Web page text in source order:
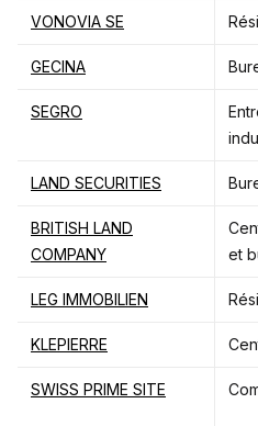
VONOVIA SE
GECINA
SEGRO
LAND SECURITIES
BRITISH LAND
COMPANY
et
LEG IMMOBILIEN
KLEPIERRE
SWISS PRIME SITE